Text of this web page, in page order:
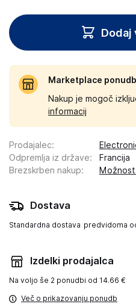
Dodaj
Marketplace
Nakup je mogoč
informacij
Prodajalec:
Odpremlja iz države:
Francija
Brezskrben nakup:
Dostava
Standardna dostava predvidoma
Izdelki prodajalca
Na voljo še 2 ponudbi od 14.66 €
Več o prikazovanju ponudb